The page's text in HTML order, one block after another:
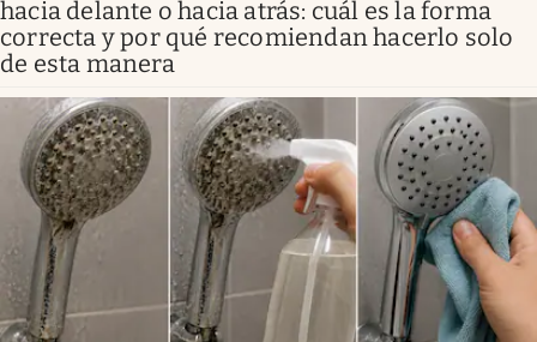
hacia delante o hacia atrás: cuál es la forma
correcta y por qué recomiendan hacerlo solo
de esta manera